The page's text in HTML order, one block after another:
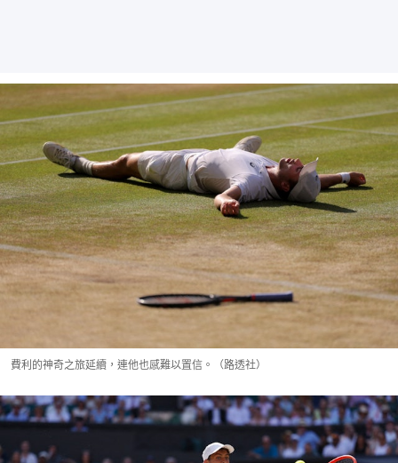
費利的神奇之旅延續，連他也感難以置信。（路透社）